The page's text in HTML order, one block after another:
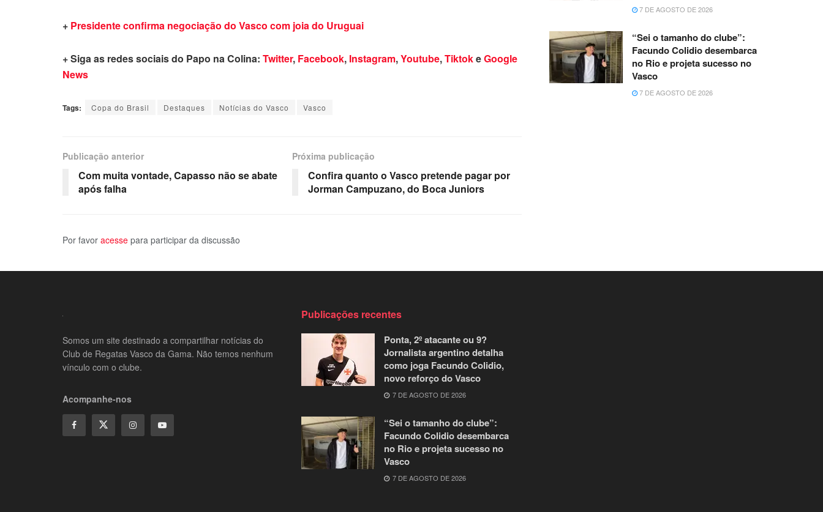
+ Presidente confirma negociação do Vasco com joia do Uruguai
+ Siga as redes sociais do Papo na Colina: Twitter, Facebook, Instagram,Youtube,TiktokeGoogle
News
Tags: Copa do Brasil Destaques Notícias do Vasco Vasco
Publicação anterior
Com muita vontade, Capasso não se abate
após falha
Próxima publicação
Confira quanto o Vasco pretende pagar por
Jorman Campuzano, do Boca Juniors
Por favor acesse para participar da discussão
7 DE AGOSTO DE 2026
“Sei o tamanho do clube”:
Facundo Colidio desembarca
no Rio e projeta sucesso no
Vasco
7 DE AGOSTO DE 2026
Somos um site destinado a compartilhar notícias do
Club de Regatas Vasco da Gama. Não temos nenhum
vínculo com o clube.
Acompanhe-nos
Publicações recentes
Ponta, 2º atacante ou 9?
Jornalista argentino detalha
como joga Facundo Colidio,
novo reforço do Vasco
7 DE AGOSTO DE 2026
“Sei o tamanho do clube”:
Facundo Colidio desembarca
no Rio e projeta sucesso no
Vasco
7 DE AGOSTO DE 2026